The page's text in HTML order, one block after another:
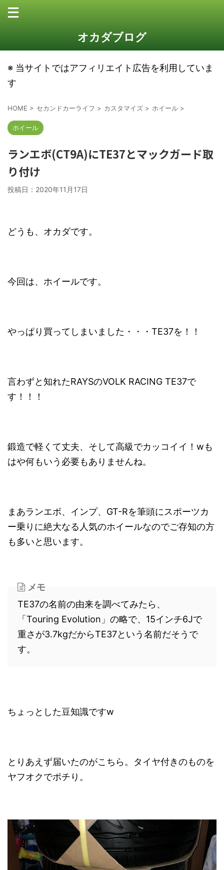
オカダブログ
※ 当サイトではアフィリエイト広告を利用していま
す
HOME > セカンドカーライフ > カスタマイズ > ホイール >
ホイール
ランエボ(CT9A)にTE37とマックガード取
り付け
投稿日： 2020年11月17日
どうも、オカダです。
今回は、ホイールです。
やっぱり買ってしまいました・・・TE37を！！
言わずと知れたRAYSのVOLK RACING TE37で
す！！！
鍛造で軽くて丈夫、そして高級でカッコイイ！wも
はや何もいう必要もありませんね。
まあランエボ、インプ、GT-Rを筆頭にスポーツカ
ー乗りに絶大なる人気のホイールなのでご存知の方
も多いと思います。
メモ
TE37の名前の由来を調べてみたら、
「Touring Evolution」の略で、15インチ6Jで
重さが3.7kgだからTE37という名前だそうで
す。
ちょっとした豆知識ですw
とりあえず届いたのがこちら。タイヤ付きのものを
ヤフオクでポチり。